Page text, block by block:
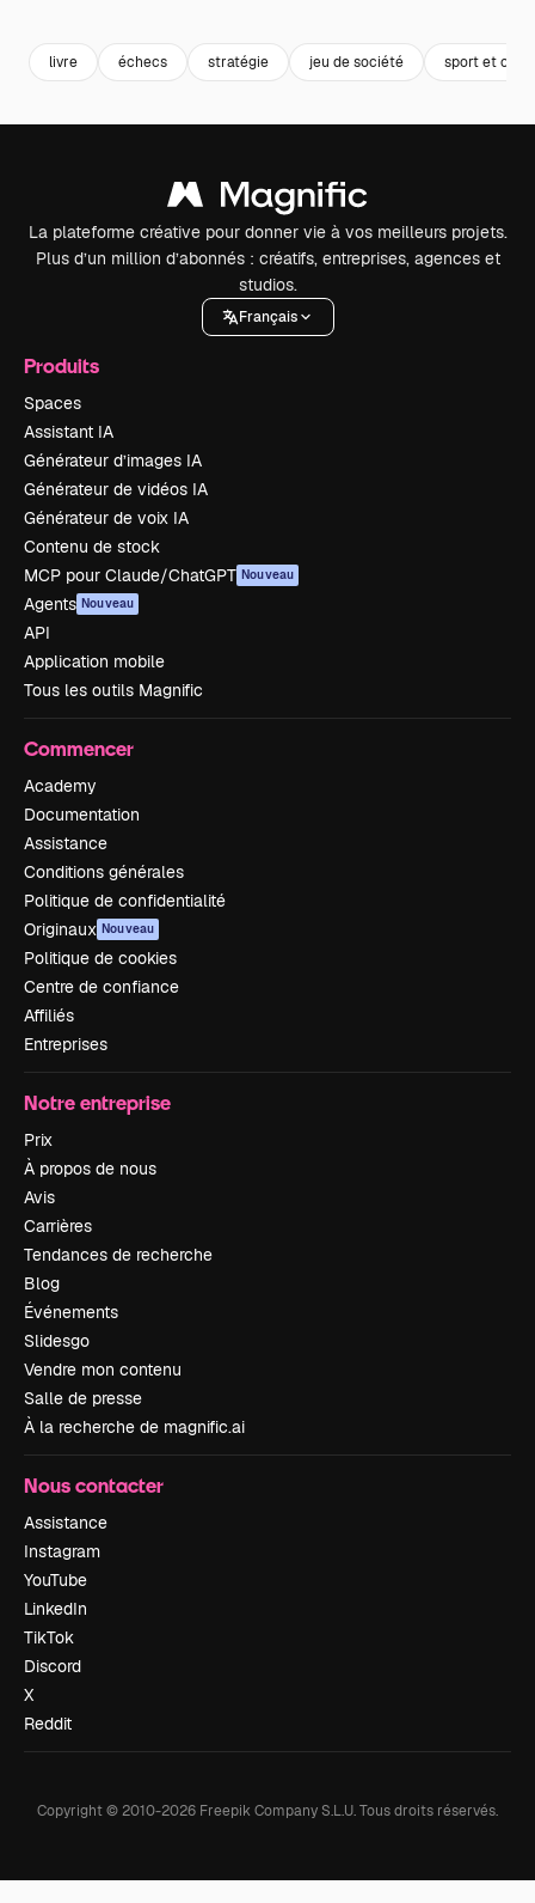
livre échecs stratégie jeu de société sport et
La plateforme créative pour donner vie à vos meilleurs projets.
Plus d’un million d’abonnés : créatifs, entreprises, agences et
studios.
Français
Produits
Spaces
Assistant IA
Générateur d’images IA
Générateur de vidéos IA
Générateur de voix IA
Contenu de stock
MCP pour Claude/ChatGPT Nouveau
Agents Nouveau
API
Application mobile
Tous les outils Magnific
Commencer
Academy
Documentation
Assistance
Conditions générales
Politique de confidentialité
Originaux Nouveau
Politique de cookies
Centre de confiance
Affiliés
Entreprises
Notre entreprise
Prix
À propos de nous
Avis
Carrières
Tendances de recherche
Blog
Événements
Slidesgo
Vendre mon contenu
Salle de presse
À la recherche de magnific.ai
Nous contacter
Assistance
Instagram
YouTube
LinkedIn
TikTok
Discord
X
Reddit
Copyright © 2010-2026 Freepik Company S.L.U.Tous droits réservés.